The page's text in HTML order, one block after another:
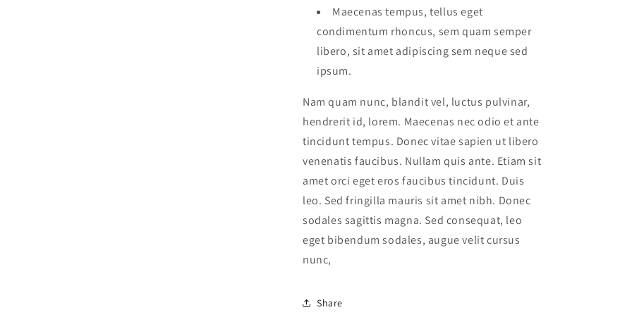
Maecenas tempus, tellus eget
condimentum rhoncus, sem quam semper
libero, sit amet adipiscing sem neque sed
ipsum.
Nam quam nunc, blandit vel, luctus pulvinar,
hendrerit id, lorem. Maecenas nec odio et ante
tincidunt tempus. Donec vitae sapien ut libero
venenatis faucibus. Nullam quis ante. Etiam sit
amet orci eget eros faucibus tincidunt. Duis
leo. Sed fringilla mauris sit amet nibh. Donec
sodales sagittis magna. Sed consequat, leo
eget bibendum sodales, augue velit cursus
nunc,
Share